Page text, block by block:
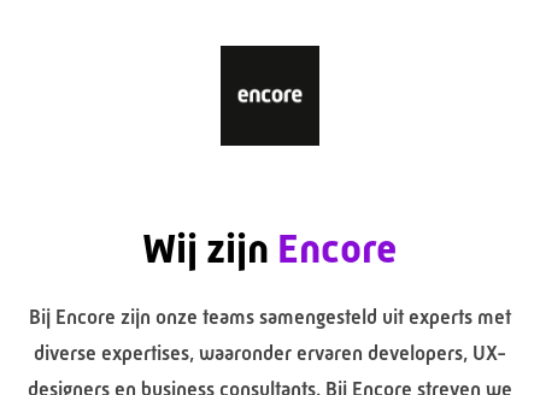
Wij zijn Encore
Bij Encore zijn onze teams samengesteld uit experts met
diverse expertises, waaronder ervaren developers, UX-
designers en business consultants. Bij Encore streven we